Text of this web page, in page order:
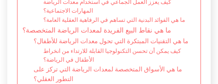
كيف يعزز العمل الجماعي في استخدام معدات الرياضة
المهارات الاجتماعية؟
ما هي الفوائد البدنية التي تساهم في الرفاهية العقلية العامة؟
ما هي نقاط البيع الفريدة لمعدات الرياضة المتخصصة؟
ما هي التقنيات المبتكرة التي تحول معدات الرياضة للأطفال؟
كيف يمكن أن تحسن التكنولوجيا القابلة للارتداء من انخراط
الأطفال في الرياضة؟
ما هي الأسواق المتخصصة لمعدات الرياضة التي تركز على
التطور العقلي؟